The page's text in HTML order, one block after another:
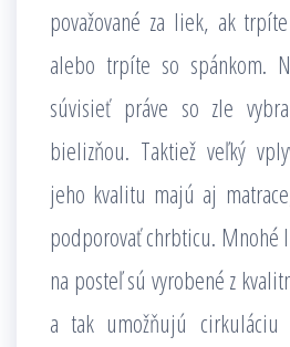
považované za liek, ak
alebo trpíte so spánkom.
súvisieť práve so zle
bielizňou. Taktiež veľký
jeho kvalitu majú aj
podporovať chrbticu. Mnohé
na posteľ sú vyrobené z
a tak umožňujú cirkuláciu